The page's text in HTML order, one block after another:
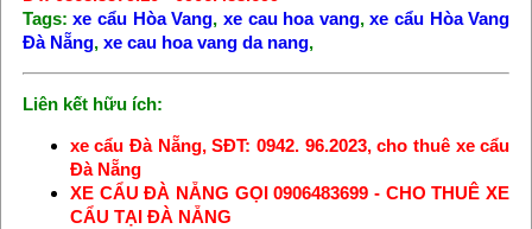
Tags:xe cẩu Hòa Vang, xe cau hoa vang,xe cẩu Hòa Vang
Đà Nẵng, xe cau hoa vang da nang,
Liên kết hữu ích:
xe cẩu Đà Nẵng, SĐT: 0942. 96.2023, cho thuê xe cẩu
Đà Nẵng
XE CẨU ĐÀ NẴNG GỌI 0906483699 - CHO THUÊ XE
CẨU TẠI ĐÀ NẴNG